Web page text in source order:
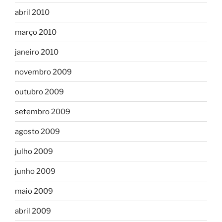
abril 2010
março 2010
janeiro 2010
novembro 2009
outubro 2009
setembro 2009
agosto 2009
julho 2009
junho 2009
maio 2009
abril 2009